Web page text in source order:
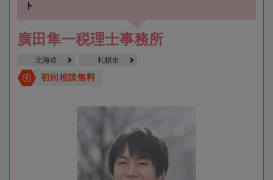
ト
廣田隼一税理士事務所
北海道 札幌市
初回相談無料